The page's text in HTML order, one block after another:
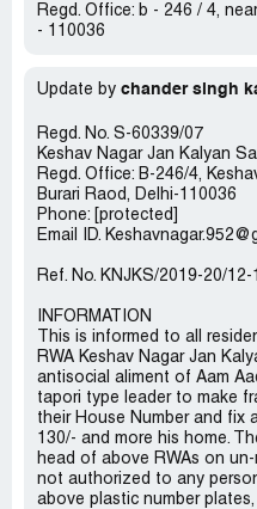
Regd. Office: b - 246 / 4,
- 110036
Update by chander singh
Regd. No. S-60339/07
Keshav Nagar Jan Kalyan
Regd. Office: B-246/4,
Burari Raod, Delhi-110036
Phone: [protected]
Email ID.
Ref. No. KNJKS/2019-20/
INFORMATION
This is informed to all
RWA Keshav Nagar Jan
antisocial aliment of Aam
tapori type leader to make
their House Number and fix
130/- and more his home.
head of above RWAs on
not authorized to any
above plastic number